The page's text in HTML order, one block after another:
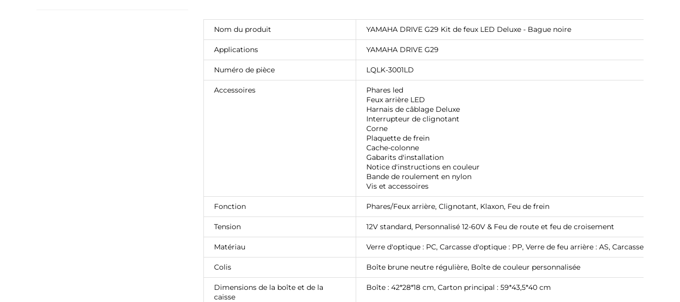
Nom du produit YAMAHA DRIVE G29 Kit de feux LED Deluxe - Bague noire
Applications YAMAHA DRIVE G29
Numéro de pièce LQLK-3001LD
Accessoires
Phares led
Feux arrière LED
Harnais de câblage Deluxe
Interrupteur de clignotant
Corne
Plaquette de frein
Cache-colonne
Gabarits d'installation
Notice d'instructions en couleur
Bande de roulement en nylon
Vis et accessoires
Fonction Phares/Feux arrière, Clignotant, Klaxon, Feu de frein
Tension 12V standard, Personnalisé 12-60V & Feu de route et feu de croisement
Matériau Verre d'optique : PC, Carcasse d'optique : PP, Verre de feu arrière : AS, Carcasse de feu
Colis Boîte brune neutre régulière, Boîte de couleur personnalisée
Dimensions de la boîte et de la
caisse
Boîte : 42*28*18 cm, Carton principal : 59*43,5*40 cm